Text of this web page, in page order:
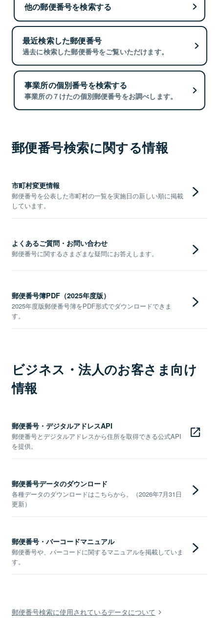
他の郵便番号を検索する
最近検索した郵便番号
過去に検索した郵便番号をご覧いただけます。
事業所の個別番号を検索する
事業所の７けたの個別郵便番号をお調べします。
郵便番号検索に関する情報
市町村変更情報
郵便番号を公表した市町村の一覧を実施日の新しい順に掲載
しています。
よくあるご質問・お問い合わせ
郵便番号に関するさまざまな疑問にお答えします。
郵便番号簿PDF（2025年度版）
2025年度版郵便番号簿をPDF形式でダウンロードできま
す。
ビジネス・法人のお客さま向け
情報
郵便番号・デジタルアドレスAPI
郵便番号とデジタルアドレスから住所を取得できる公式API
を提供。
郵便番号データのダウンロード
各種データのダウンロードはこちらから。（2026年7月31日
更新）
郵便番号・バーコードマニュアル
郵便番号や、バーコードに関するマニュアルを掲載していま
す。
郵便番号検索に使用されているデータについて